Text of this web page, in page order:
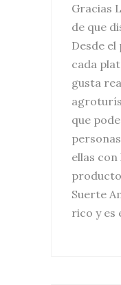
Gracias
de que
Desde
cada
gusta
que
ellas
Suerte
rico y es